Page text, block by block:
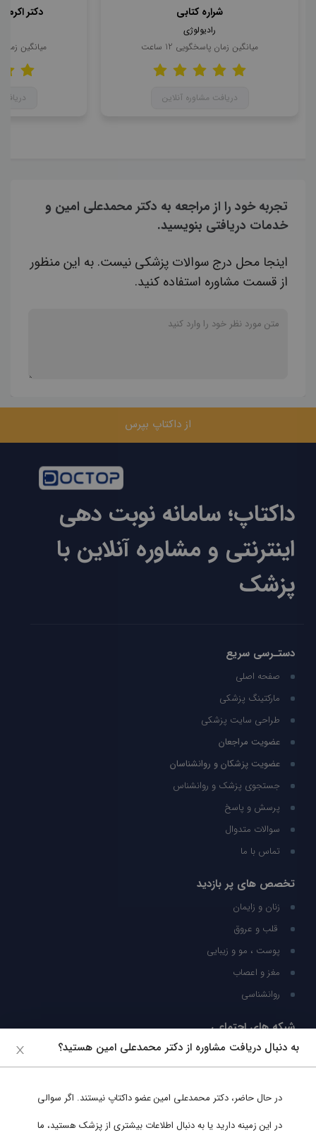
شراره کتابی
رادیولوژی
میانگین زمان پاسخگویی 12 ساعت
دریافت مشاوره آنلاین
دکتر اکرم
میانگین
تجربه خود را از مراجعه به دکتر محمدعلی امین و
خدمات دریافتی بنویسید.
اینجا محل درج سوالات پزشکی نیست. به این منظور
از قسمت مشاوره استفاده کنید.
از داکتاپ بپرس
داکتاپ؛ سامانه نوبت دهی
اینترنتی و مشاوره آنلاین با
پزشک
دستـرسی سریع
صفحه اصلی
مارکتینگ پزشکی
طراحی سایت پزشکی
عضویت مراجعان
عضویت پزشکان و روانشناسان
جستجوی پزشک و روانشناس
پرسش و پاسخ
سوالات متدوال
تماس با ما
تخصص های پر بازدید
زنان و زایمان
قلب و عروق
پوست ، مو و زیبایی
مغز و اعصاب
روانشناسی
شبکه های اجتماعی
ما را در شبکه های اجتماعی دنبال کنید
به دنبال دریافت مشاوره از دکتر محمدعلی امین هستید؟
در حال حاضر، دکتر محمدعلی امینعضو داکتاپ نیستند. اگر سوالی
در این زمینه دارید یا به دنبال اطلاعات بیشتری از پزشک هستید، ما